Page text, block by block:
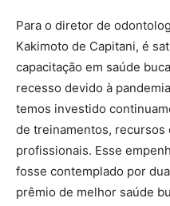
Para o diretor de
Kakimoto de Capitani, é
capacitação em saúde
recesso devido à
temos investido
de treinamentos, recursos
profissionais. Esse
fosse contemplado por
prêmio de melhor saúde